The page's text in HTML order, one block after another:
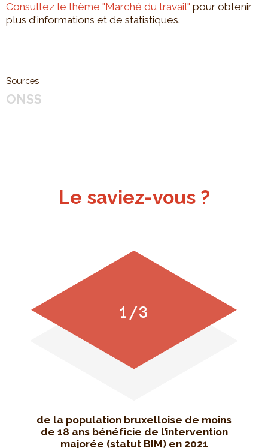
Consultez le thème "Marché du travail" pour obtenir
plus d'informations et de statistiques.
Sources
ONSS
Le saviez-vous ?
1/3
de la population bruxelloise de moins
de 18 ans bénéficie de l’intervention
majorée (statut BIM) en 2021